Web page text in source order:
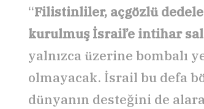
“Filistinliler, açgözlü
kurulmuş İsrail’e intihar
yalnızca üzerine bombalı
olmayacak. İsrail bu defa
dünyanın desteğini de